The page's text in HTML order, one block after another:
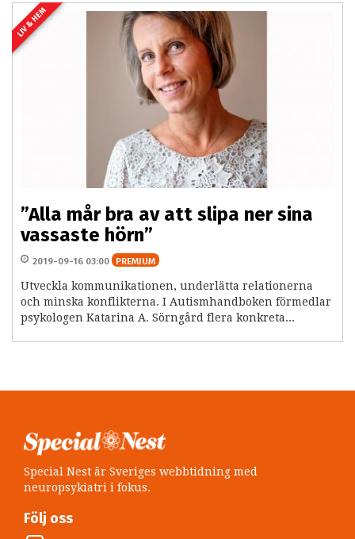
LIV & HEM
”Alla mår bra av att slipa ner sina
vassaste hörn”
2019-09-16 03:00 PREMIUM
Utveckla kommunikationen, underlätta relationerna
och minska konflikterna. I Autismhandboken förmedlar
psykologen Katarina A. Sörngård flera konkreta...
Special Nest är Sveriges webbtidning med
neuropsykiatri i fokus.
Följ oss